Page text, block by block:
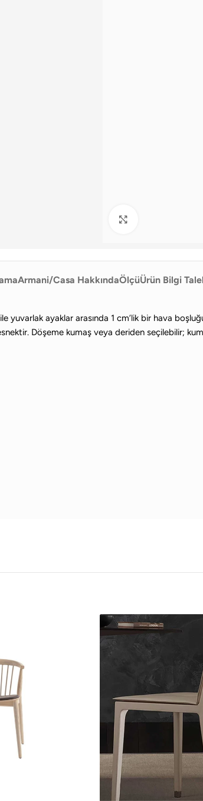
Armani/Casa HakkındaÖlçüÜrün Bilgi
ayaklar arasında 1 cm’lik bir hava
Döşeme kumaş veya deriden seçilebilir;